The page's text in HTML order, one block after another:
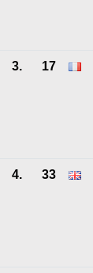
3. 17
4. 33